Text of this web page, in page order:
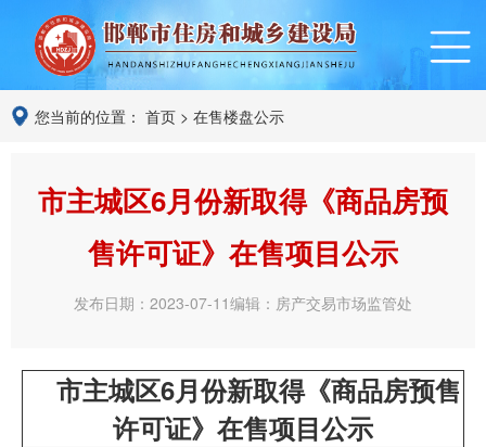
您当前的位置： 首页 > 在售楼盘公示
市主城区6月份新取得《商品房预
售许可证》在售项目公示
发布日期：2023-07-11编辑：房产交易市场监管处
市主城区6月份新取得《商品房预售
许可证》在售项目公示